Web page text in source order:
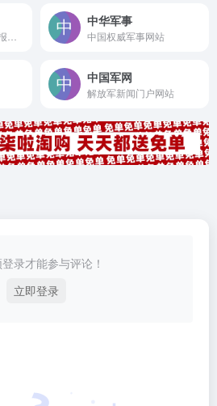
中华军事
中国权威军事网站
中国军网
解放军新闻门户网站
录才能参与评论！
立即登录